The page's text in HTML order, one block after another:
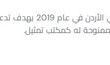
يشار في هذا
له كمكتب تمثيل.